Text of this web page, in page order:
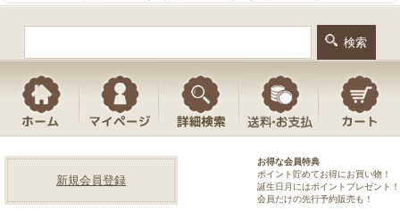
新規会員登録
お得な会員特典
ポイント貯めてお得にお買い物！
誕生日月にはポイントプレゼント！
会員だけの先行予約販売も！